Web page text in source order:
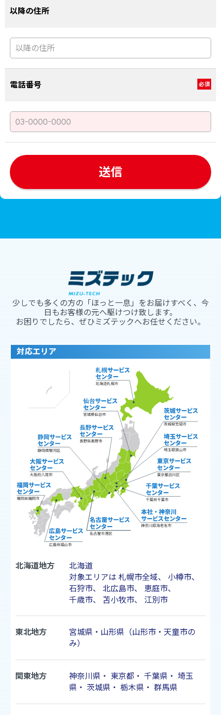
以降の住所
電話番号 必須
少しでも多くの方の「ほっと一息」をお届けすべく、今
日もお客様の元へ駆けつけ致します。
お困りでしたら、ぜひミズテックへお任せください。
対応エリア
北海道地方
北海道
対象エリアは 札幌市全域、 小樽市、
石狩市、 北広島市、 恵庭市、
千歳市、 苫小牧市、 江別市
東北地方
宮城県・山形県（山形市・天童市の
み）
関東地方 神奈川県 ・ 東京都・ 千葉県 ・ 埼玉
県 ・ 茨城県 ・ 栃木県 ・ 群馬県